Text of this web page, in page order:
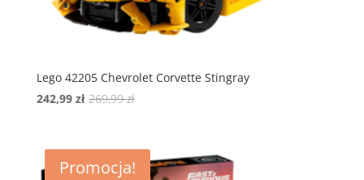
Lego 42205 Chevrolet Corvette Stingray
269,99złPierwotna
269,99 zł.
242,99 zł
Aktualna
242,99 zł.
Promocja!